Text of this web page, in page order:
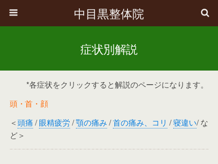
中目黒整体院
症状別解説
*各症状をクリックすると解説のページになります。
頭・首・顔
＜頭痛 /眼精疲労 /顎の痛み /首の痛み、コリ /寝違い/ な
ど＞